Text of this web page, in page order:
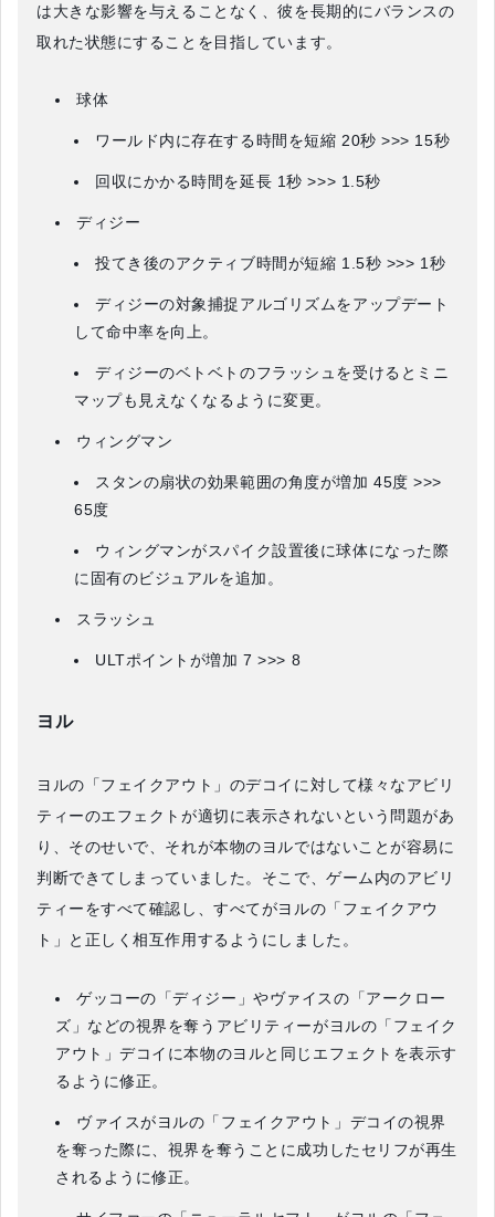
は大きな影響を与えることなく、彼を長期的にバランスの
取れた状態にすることを目指しています。
球体
ワールド内に存在する時間を短縮 20秒 >>> 15秒
回収にかかる時間を延長 1秒 >>> 1.5秒
ディジー
投てき後のアクティブ時間が短縮 1.5秒 >>> 1秒
ディジーの対象捕捉アルゴリズムをアップデート
して命中率を向上。
ディジーのベトベトのフラッシュを受けるとミニ
マップも見えなくなるように変更。
ウィングマン
スタンの扇状の効果範囲の角度が増加 45度 >>>
65度
ウィングマンがスパイク設置後に球体になった際
に固有のビジュアルを追加。
スラッシュ
ULTポイントが増加 7 >>> 8
ヨル
ヨルの「フェイクアウト」のデコイに対して様々なアビリ
ティーのエフェクトが適切に表示されないという問題があ
り、そのせいで、それが本物のヨルではないことが容易に
判断できてしまっていました。そこで、ゲーム内のアビリ
ティーをすべて確認し、すべてがヨルの「フェイクアウ
ト」と正しく相互作用するようにしました。
ゲッコーの「ディジー」やヴァイスの「アークロー
ズ」などの視界を奪うアビリティーがヨルの「フェイク
アウト」デコイに本物のヨルと同じエフェクトを表示す
るように修正。
ヴァイスがヨルの「フェイクアウト」デコイの視界
を奪った際に、視界を奪うことに成功したセリフが再生
されるように修正。